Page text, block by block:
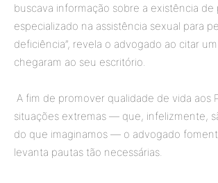
buscava informação sobre a existência de
especializado na assistência sexual para
deficiência”, revela o advogado ao citar
chegaram ao seu escritório.
A fim de promover qualidade de vida aos
situações extremas — que, infelizmente,
do que imaginamos — o advogado
levanta pautas tão necessárias.